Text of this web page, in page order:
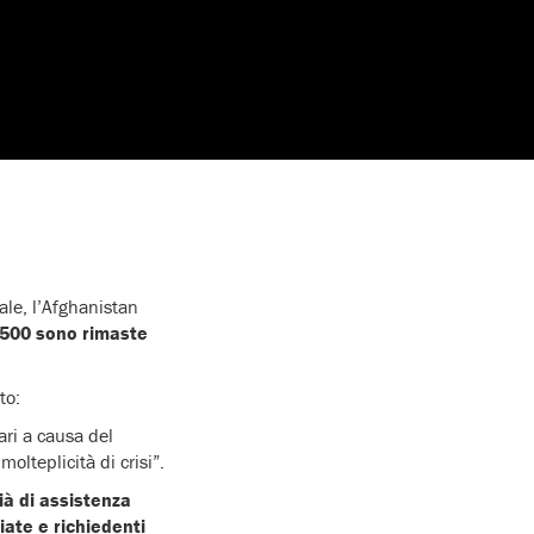
l’Afghanistan
sono rimaste
a causa del
di crisi”.
di assistenza
e richiedenti